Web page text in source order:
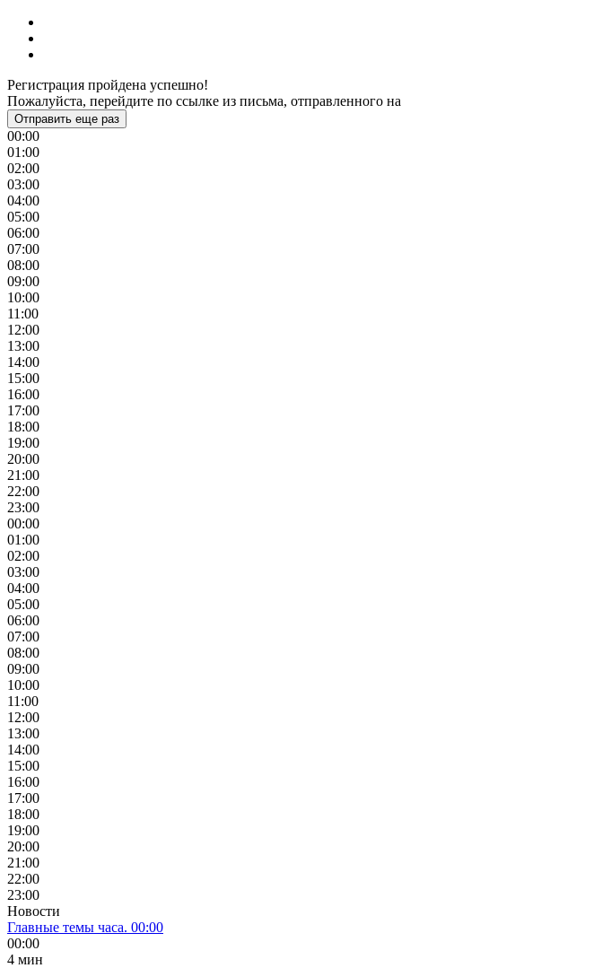
Регистрация пройдена успешно!
Пожалуйста, перейдите по ссылке из письма, отправленного на
Отправить еще раз
00:00
01:00
02:00
03:00
04:00
05:00
06:00
07:00
08:00
09:00
10:00
11:00
12:00
13:00
14:00
15:00
16:00
17:00
18:00
19:00
20:00
21:00
22:00
23:00
00:00
01:00
02:00
03:00
04:00
05:00
06:00
07:00
08:00
09:00
10:00
11:00
12:00
13:00
14:00
15:00
16:00
17:00
18:00
19:00
20:00
21:00
22:00
23:00
Новости
Главные темы часа. 00:00
00:00
4 мин